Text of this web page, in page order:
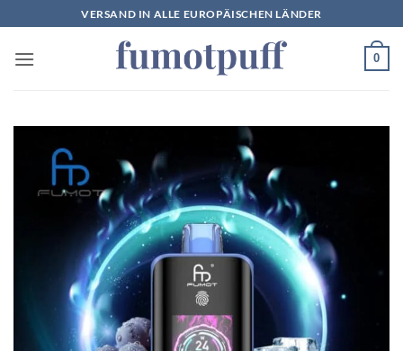
Inhalt
springen
VERSAND IN ALLE EUROPÄISCHEN LÄNDER
0